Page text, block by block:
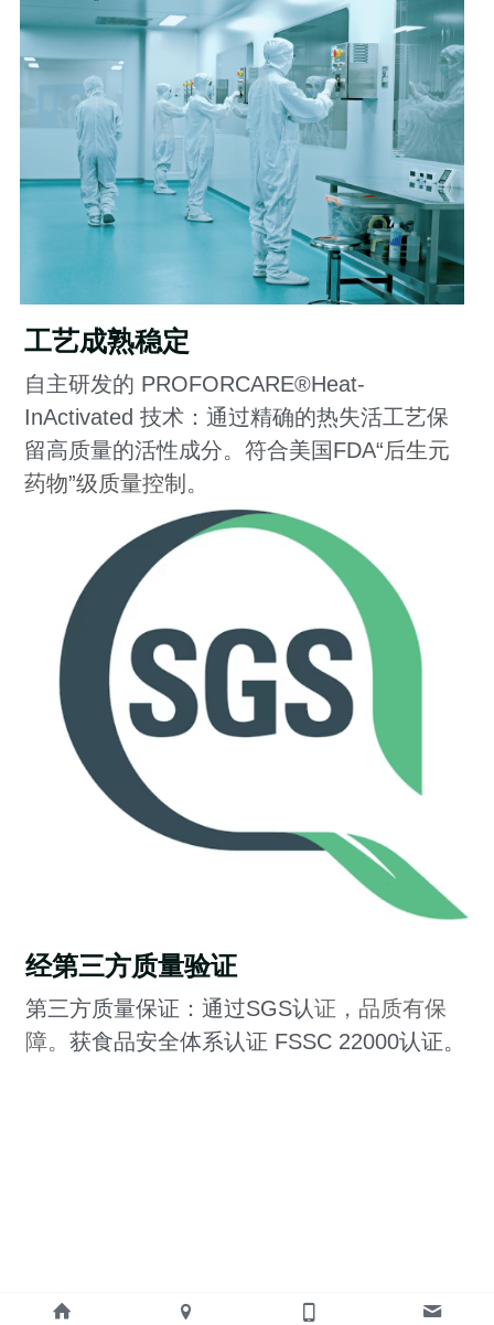
工艺成熟稳定
自主研发的 PROFORCARE®Heat-
InActivated 技术：通过精确的热失活工艺保
留高质量的活性成分。符合美国FDA“后生元
药物”级质量控制。
经第三方质量验证
第三方质量保证：通过SGS认证，品质有保
障。 获食品安全体系认证 FSSC 22000认证。